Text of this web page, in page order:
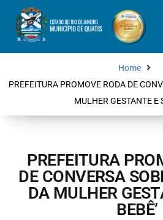
Home
PREFEITURA PROMOVE RODA DE
MULHER GESTANTE E
PREFEITURA
DE CONVERSA
DA MULHER
BEBÊ’